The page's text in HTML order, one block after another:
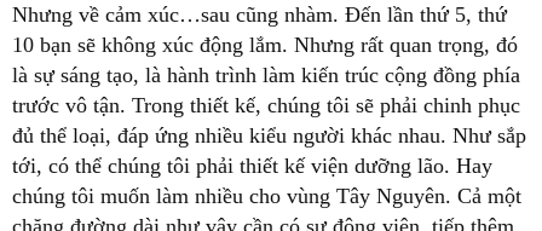
Nhưng về cảm xúc…sau cũng nhàm. Đến lần thứ 5, thứ
10 bạn sẽ không xúc động lắm. Nhưng rất quan trọng, đó
là sự sáng tạo, là hành trình làm kiến trúc cộng đồng phía
trước vô tận. Trong thiết kế, chúng tôi sẽ phải chinh phục
đủ thể loại, đáp ứng nhiều kiểu người khác nhau. Như sắp
tới, có thể chúng tôi phải thiết kế viện dưỡng lão. Hay
chúng tôi muốn làm nhiều cho vùng Tây Nguyên. Cả một
chặng đường dài như vậy cần có sự động viên, tiếp thêm